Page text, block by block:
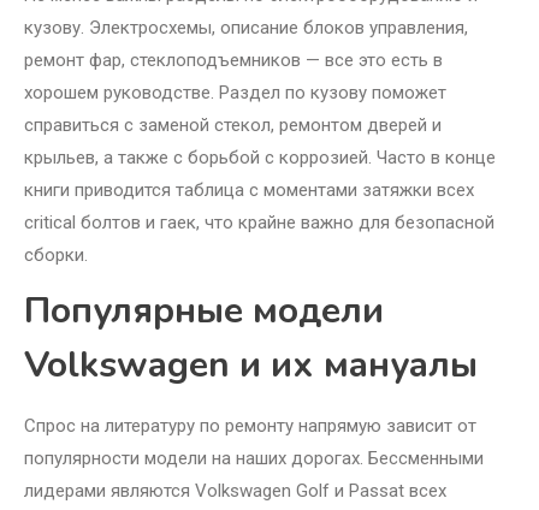
кузову. Электросхемы, описание блоков управления,
ремонт фар, стеклоподъемников — все это есть в
хорошем руководстве. Раздел по кузову поможет
справиться с заменой стекол, ремонтом дверей и
крыльев, а также с борьбой с коррозией. Часто в конце
книги приводится таблица с моментами затяжки всех
critical болтов и гаек, что крайне важно для безопасной
сборки.
Популярные модели
Volkswagen и их мануалы
Спрос на литературу по ремонту напрямую зависит от
популярности модели на наших дорогах. Бессменными
лидерами являются Volkswagen Golf и Passat всех